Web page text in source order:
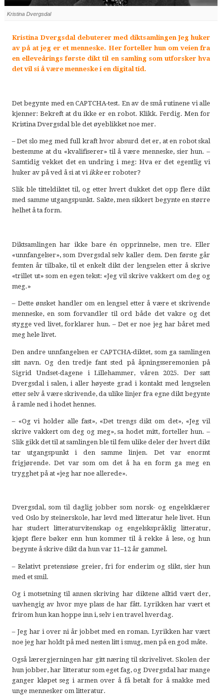
Kristina Dvergsdal
Kristina Dvergsdal debuterer med diktsamlingen Jeg huker
av på at jeg er et menneske. Her forteller hun om veien fra
en elleveårings første dikt til en samling som utforsker hva
det vil si å være menneske i en digital tid.
Det begynte med en CAPTCHA-test. En av de små rutinene vi alle
kjenner: Bekreft at du ikke er en robot. Klikk. Ferdig. Men for
Kristina Dvergsdal ble det øyeblikket noe mer.
– Det slo meg med full kraft hvor absurd det er, at en robot skal
bestemme at du «kvalifiserer» til å være menneske, sier hun. –
Samtidig vekket det en undring i meg: Hva er det egentlig vi
huker av på ved å si at vi ikkeer roboter?
Slik ble titteldiktet til, og etter hvert dukket det opp flere dikt
med samme utgangspunkt. Sakte, men sikkert begynte en større
helhet å ta form.
Diktsamlingen har ikke bare én opprinnelse, men tre. Eller
«unnfangelser», som Dvergsdal selv kaller dem. Den første går
femten år tilbake, til et enkelt dikt der lengselen etter å skrive
«trillet ut» som en egen tekst: «Jeg vil skrive vakkert om deg og
meg.»
– Dette ønsket handler om en lengsel etter å være et skrivende
menneske, en som forvandler til ord både det vakre og det
stygge ved livet, forklarer hun. – Det er noe jeg har båret med
meg hele livet.
Den andre unnfangelsen er CAPTCHA-diktet, som ga samlingen
sitt navn. Og den tredje fant sted på åpningsseremonien på
Sigrid Undset-dagene i Lillehammer, våren 2025. Der satt
Dvergsdal i salen, i aller høyeste grad i kontakt med lengselen
etter selv å være skrivende, da ulike linjer fra egne dikt begynte
å ramle ned i hodet hennes.
– «Og vi holder alle fast», «Det trengs dikt om det», «Jeg vil
skrive vakkert om deg og meg», sa hodet mitt, forteller hun. –
Slik gikk det til at samlingen ble til fem ulike deler der hvert dikt
tar utgangspunkt i den samme linjen. Det var enormt
frigjørende. Det var som om det å ha en form ga meg en
trygghet på at «jeg har noe allerede».
Dvergsdal, som til daglig jobber som norsk- og engelsklærer
ved Oslo by steinerskole, har levd med litteratur hele livet. Hun
har studert litteraturvitenskap og engelskspråklig litteratur,
kjøpt flere bøker enn hun kommer til å rekke å lese, og hun
begynte å skrive dikt da hun var 11–12 år gammel.
– Relativt pretensiøse greier, fri for enderim og slikt, sier hun
med et smil.
Og i motsetning til annen skriving har diktene alltid vært der,
uavhengig av hvor mye plass de har fått. Lyrikken har vært et
frirom hun kan hoppe inn i, selv i en travel hverdag.
– Jeg har i over ni år jobbet med en roman. Lyrikken har vært
noe jeg har holdt på med nesten litt i smug, men på en god måte.
Også lærergjerningen har gitt næring til skrivelivet. Skolen der
hun jobber, har litteratur som eget fag, og Dvergsdal har mange
ganger kløpet seg i armen over å få betalt for å snakke med
unge mennesker om litteratur.